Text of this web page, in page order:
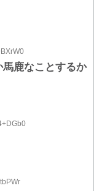
鹿なことするか